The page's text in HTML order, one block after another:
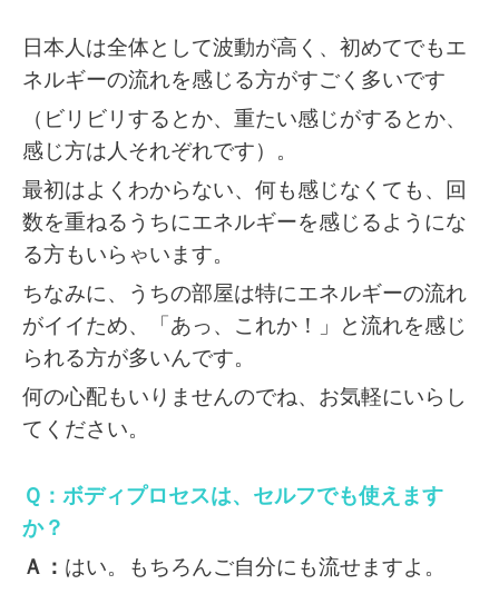
日本人は全体として波動が高く、初めてでもエ
ネルギーの流れを感じる方がすごく多いです
（ビリビリするとか、重たい感じがするとか、
感じ方は人それぞれです）。
最初はよくわからない、何も感じなくても、回
数を重ねるうちにエネルギーを感じるようにな
る方もいらゃいます。
ちなみに、うちの部屋は特にエネルギーの流れ
がイイため、「あっ、これか！」と流れを感じ
られる方が多いんです。
何の心配もいりませんのでね、お気軽にいらし
てください。
Ｑ：ボディプロセスは、セルフでも使えます
か？
Ａ： はい。もちろんご自分にも流せますよ。